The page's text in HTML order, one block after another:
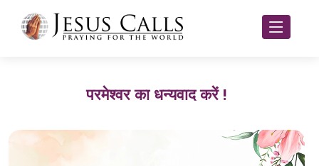
परमेश्वर का धन्यवाद करें !